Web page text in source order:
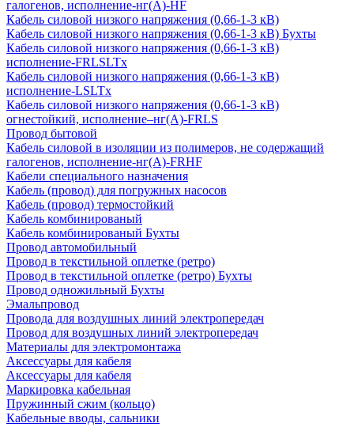
галогенов, исполнение-нг(А)-HF
Кабель силовой низкого напряжения (0,66-1-3 кВ)
Кабель силовой низкого напряжения (0,66-1-3 кВ) Бухты
Кабель силовой низкого напряжения (0,66-1-3 кВ)
исполнение-FRLSLTx
Кабель силовой низкого напряжения (0,66-1-3 кВ)
исполнение-LSLTx
Кабель силовой низкого напряжения (0,66-1-3 кВ)
огнестойкий, исполнение–нг(А)-FRLS
Провод бытовой
Кабель силовой в изоляции из полимеров, не содержащий
галогенов, исполнение-нг(А)-FRHF
Кабели специального назначения
Кабель (провод) для погружных насосов
Кабель (провод) термостойкий
Кабель комбинированый
Кабель комбинированый Бухты
Провод автомобильный
Провод в текстильной оплетке (ретро)
Провод в текстильной оплетке (ретро) Бухты
Провод одножильный Бухты
Эмальпровод
Провода для воздушных линий электропередач
Провод для воздушных линий электропередач
Материалы для электромонтажа
Аксессуары для кабеля
Аксессуары для кабеля
Маркировка кабельная
Пружинный сжим (кольцо)
Кабельные вводы, сальники